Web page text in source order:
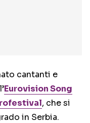
cantanti e
Eurovision Song
, che si
in Serbia.